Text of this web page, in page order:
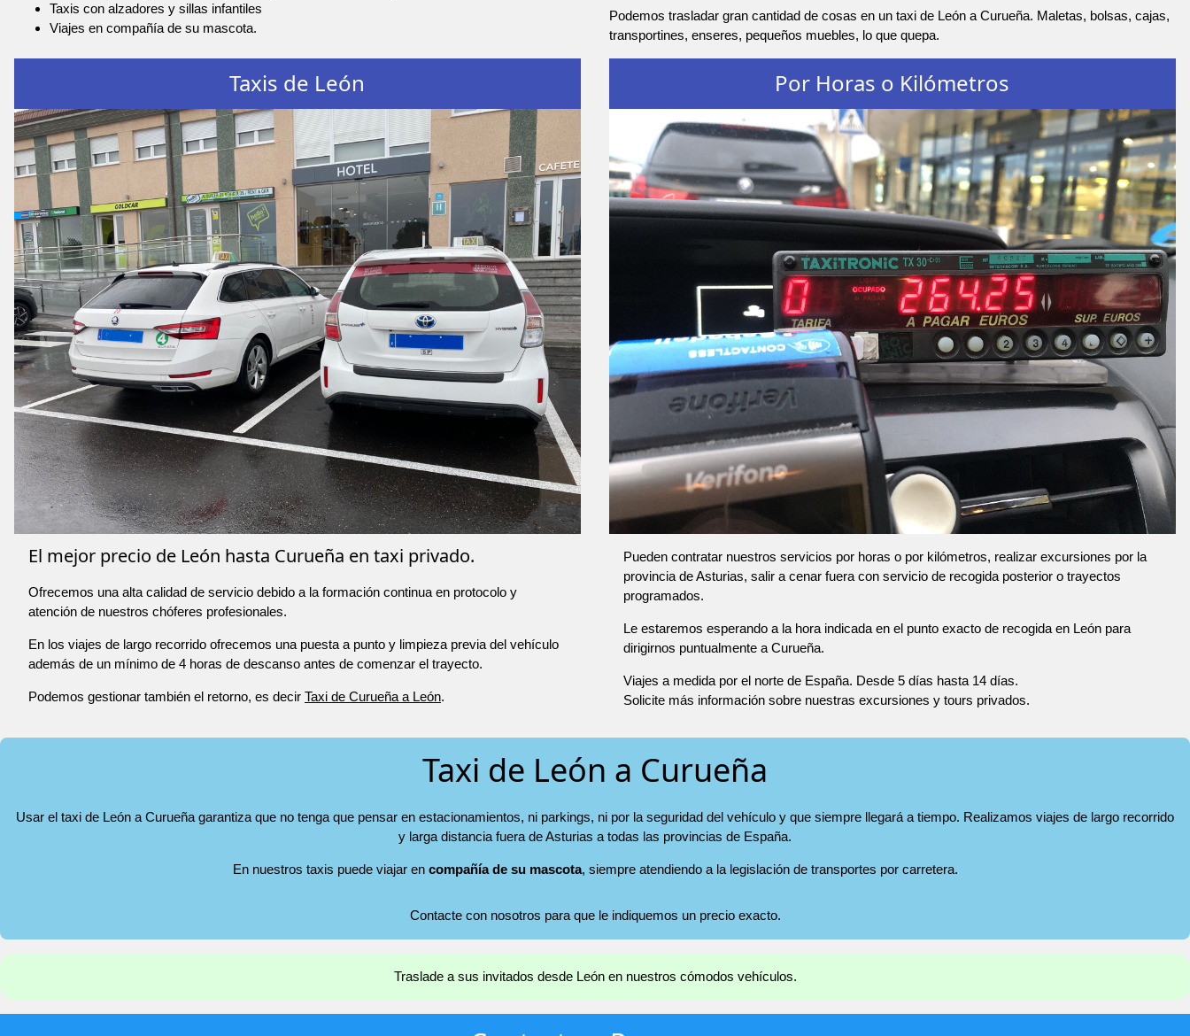
Taxis con alzadores y sillas infantiles
Viajes en compañía de su mascota.
Podemos trasladar gran cantidad de cosas en un taxi de León a Curueña. Maletas, bolsas, cajas,
transportines, enseres, pequeños muebles, lo que quepa.
Taxis de León
El mejor precio de León hasta Curueña en taxi privado.
Ofrecemos una alta calidad de servicio debido a la formación continua en protocolo y
atención de nuestros chóferes profesionales.
En los viajes de largo recorrido ofrecemos una puesta a punto y limpieza previa del vehículo
además de un mínimo de 4 horas de descanso antes de comenzar el trayecto.
Podemos gestionar también el retorno, es decir Taxi de Curueña a León.
Por Horas o Kilómetros
Pueden contratar nuestros servicios por horas o por kilómetros, realizar excursiones por la
provincia de Asturias, salir a cenar fuera con servicio de recogida posterior o trayectos
programados.
Le estaremos esperando a la hora indicada en el punto exacto de recogida en León para
dirigirnos puntualmente a Curueña.
Viajes a medida por el norte de España. Desde 5 días hasta 14 días.
Solicite más información sobre nuestras excursiones y tours privados.
Taxi de León a Curueña
Usar el taxi de León a Curueña garantiza que no tenga que pensar en estacionamientos, ni parkings, ni por la seguridad del vehículo y que siempre llegará a tiempo. Realizamos viajes de largo recorrido
y larga distancia fuera de Asturias a todas las provincias de España.
En nuestros taxis puede viajar en compañía de su mascota, siempre atendiendo a la legislación de transportes por carretera.
Contacte con nosotros para que le indiquemos un precio exacto.
Traslade a sus invitados desde León en nuestros cómodos vehículos.